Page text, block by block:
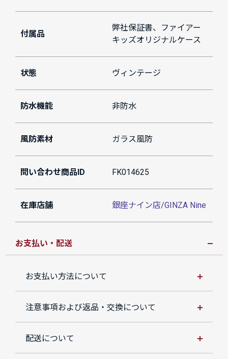
付属品
弊社保証書、ファイアー
キッズオリジナルケース
状態 ヴィンテージ
防水機能 非防水
風防素材 ガラス風防
問い合わせ商品ID FK014625
在庫店舗 銀座ナイン店/GINZA Nine
お支払い・配送
お支払い方法について
注意事項および返品・交換について
配送について